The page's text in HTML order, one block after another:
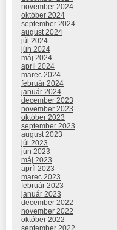
november 2024
október 2024
september 2024
august 2024
júl 2024
jún 2024
máj 2024
apríl 2024
marec 2024
február 2024
január 2024
december 2023
november 2023
október 2023
september 2023
august 2023
júl 2023
jún 2023
máj 2023
apríl 2023
marec 2023
február 2023
január 2023
december 2022
november 2022
október 2022
september 2022